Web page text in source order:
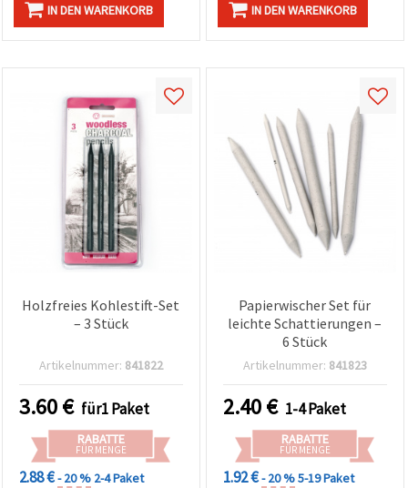
IN DEN WARENKORB IN DEN WARENKORB
Holzfreies Kohlestift-Set
– 3 Stück
Artikelnummer: 841822
3.60€ für1 Paket
RABATTE
FÜR MENGE
2.88 €- 20 % 2-4 Paket
Papierwischer Set für
leichte Schattierungen –
6 Stück
Artikelnummer: 841823
2.40€ 1-4 Paket
RABATTE
FÜR MENGE
1.92 €- 20 %5-19 Paket